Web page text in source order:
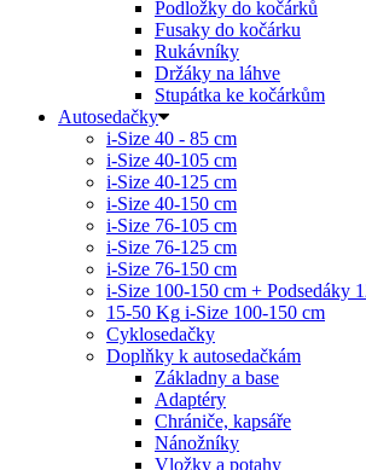
Podložky do kočárků
Fusaky do kočárku
Rukávníky
Držáky na láhve
Stupátka ke kočárkům
Autosedačky
i-Size 40 - 85 cm
i-Size 40-105 cm
i-Size 40-125 cm
i-Size 40-150 cm
i-Size 76-105 cm
i-Size 76-125 cm
i-Size 76-150 cm
i-Size 100-150 cm + Podsedáky
15-50 Kg i-Size 100-150 cm
Cyklosedačky
Doplňky k autosedačkám
Základny a base
Adaptéry
Chrániče, kapsáře
Nánožníky
Vložky a potahy